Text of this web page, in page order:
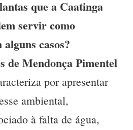
que a Caatinga
servir como
casos?
de Mendonça Pimentel
por apresentar
ambiental,
à falta de água,